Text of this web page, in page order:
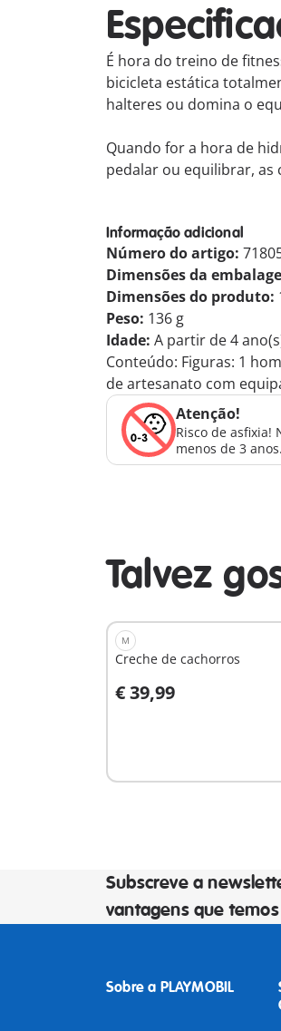
É hora do treino de
bicicleta estática
halteres ou domina o
Quando for a hora de
pedalar ou equilibrar, as
Informação adicional
Número do artigo:
Dimensões da
Dimensões do produto:
Peso: 136 g
Idade: A partir de 4
Conteúdo: Figuras: 1
de artesanato com
Atenção!
Risco de asfixia!
menos de 3 anos.
Talvez
M
Creche de cachorros
€ 39,99
Ao carrinho
Subscreve a
vantagens que
Sobre a PLAYMOBIL